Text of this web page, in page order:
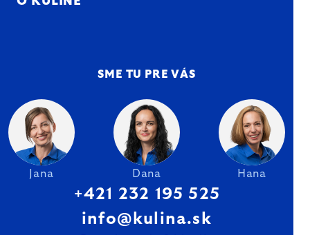
SME TU PRE VÁS
Jana Dana Hana
+421 232 195 525
info@kulina.sk